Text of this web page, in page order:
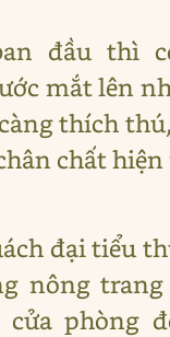
đầu thì
mắt lên
thích
chất
đại tiểu
nông trang
cửa phòng